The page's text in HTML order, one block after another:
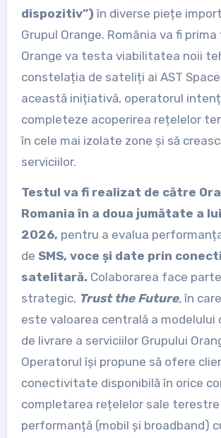
dispozitiv”) în diverse piețe
Grupul Orange. România va fi
Orange va testa viabilitatea noii
constelația de sateliți ai AST
această inițiativă, operatorul
completeze acoperirea rețelelor
în cele mai izolate zone și să
serviciilor.
Testul va fi realizat de către
Romania în a doua jumătate a lui
2026, pentru a evalua
de SMS, voce și date prin
satelitară. Colaborarea face
strategic, Trust the Future,în
este valoarea centrală a modelului
de livrare a serviciilor Grupului
Operatorul își propune să ofere
conectivitate disponibilă în orice
completarea rețelelor sale terestre
performanță (mobil și broadband)